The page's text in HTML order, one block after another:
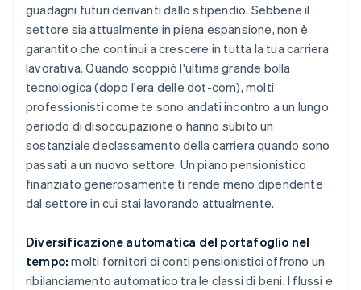
guadagni futuri derivanti dallo stipendio. Sebbene il
settore sia attualmente in piena espansione, non è
garantito che continui a crescere in tutta la tua carriera
lavorativa. Quando scoppiò l'ultima grande bolla
tecnologica (dopo l'era delle dot-com), molti
professionisti come te sono andati incontro a un lungo
periodo di disoccupazione o hanno subito un
sostanziale declassamento della carriera quando sono
passati a un nuovo settore. Un piano pensionistico
finanziato generosamente ti rende meno dipendente
dal settore in cui stai lavorando attualmente.
Diversificazione automatica del portafoglio nel
tempo: molti fornitori di conti pensionistici offrono un
ribilanciamento automatico tra le classi di beni. I flussi e